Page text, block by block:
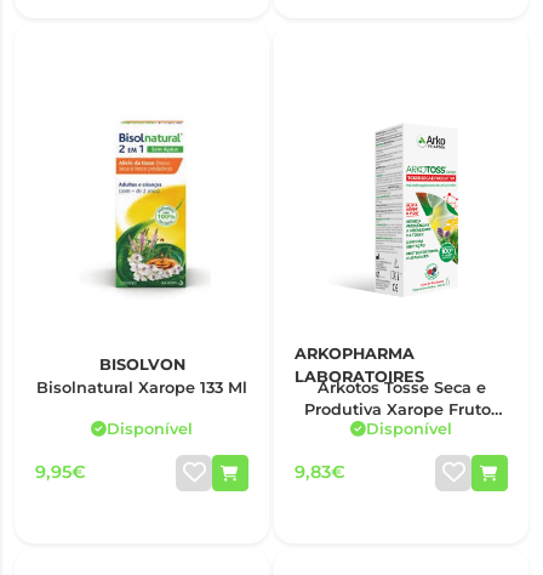
BISOLVON
Bisolnatural Xarope 133 Ml
Disponível
9,95€
ARKOPHARMA
LABORATOIRES
Arkotos Tosse Seca e
Produtiva Xarope Frutos
Vermelhos 140ml
Disponível
9,83€